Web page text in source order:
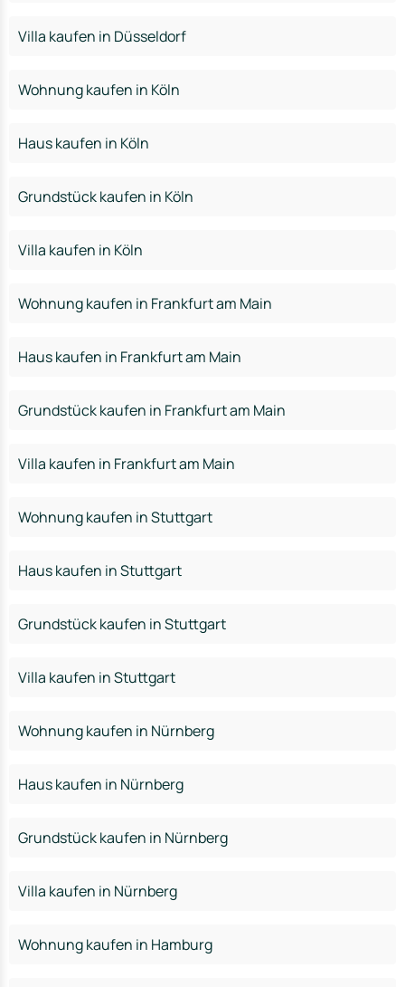
Villa kaufen in Düsseldorf
Wohnung kaufen in Köln
Haus kaufen in Köln
Grundstück kaufen in Köln
Villa kaufen in Köln
Wohnung kaufen in Frankfurt am Main
Haus kaufen in Frankfurt am Main
Grundstück kaufen in Frankfurt am Main
Villa kaufen in Frankfurt am Main
Wohnung kaufen in Stuttgart
Haus kaufen in Stuttgart
Grundstück kaufen in Stuttgart
Villa kaufen in Stuttgart
Wohnung kaufen in Nürnberg
Haus kaufen in Nürnberg
Grundstück kaufen in Nürnberg
Villa kaufen in Nürnberg
Wohnung kaufen in Hamburg